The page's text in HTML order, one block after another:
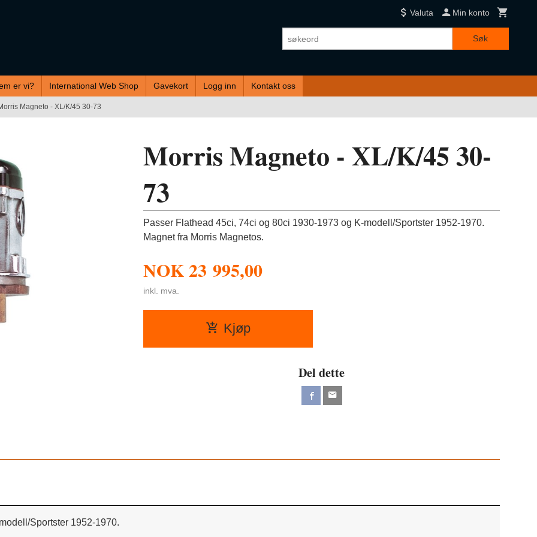
Valuta Min konto
Søk
er vi? International Web Shop Gavekort Logg inn Kontakt oss
Magneto - XL/K/45 30-73
Morris Magneto - XL/K/45 30-
73
Passer Flathead 45ci, 74ci og 80ci 1930-1973 og K-modell/Sportster 1952-1970.
Magnet fra Morris Magnetos.
NOK23 995,00
inkl. mva.
Kjøp
Del dette
Sportster 1952-1970.